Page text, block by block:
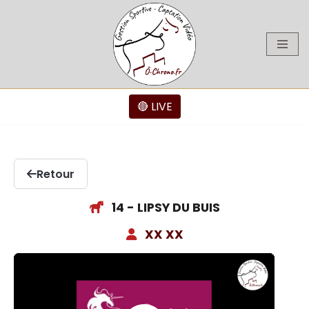
🔴 LIVE
Retour
14 - LIPSY DU BUIS
XX XX